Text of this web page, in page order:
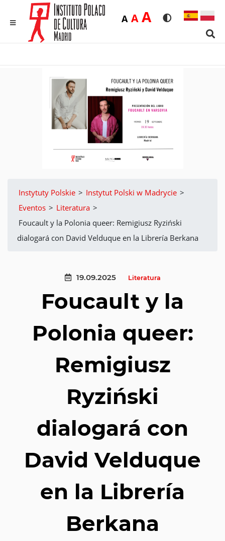
Rozmiar
ADomyślna
AŚrednia
ADużaWersja
Instytuty Polskie > Instytut Polski w Madrycie >
Eventos > Literatura >
Foucault y la Polonia queer: Remigiusz Ryziński
dialogará con David Velduque en la Librería Berkana
19.09.2025 Literatura
Foucault y la
Polonia queer:
Remigiusz
Ryziński
dialogará con
David Velduque
en la Librería
Berkana